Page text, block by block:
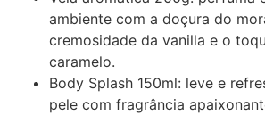
ambiente com a doçura do
cremosidade da vanilla e o
caramelo.
Body Splash 150ml: leve e
pele com fragrância